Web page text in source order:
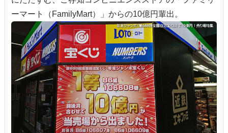
ーマート（FamilyMart）」からの10億円輩出。